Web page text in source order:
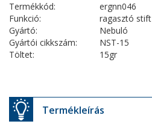
Termékkód:
ergnn046
Funkció:
ragasztó stift
Gyártó:
Nebuló
Gyártói cikkszám:
NST-15
Töltet:
15gr
Termékleírás